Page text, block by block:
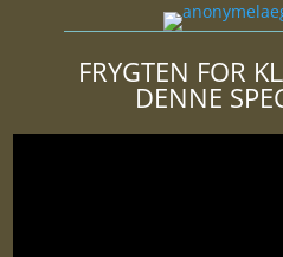
FRYGTEN FOR
DENNE